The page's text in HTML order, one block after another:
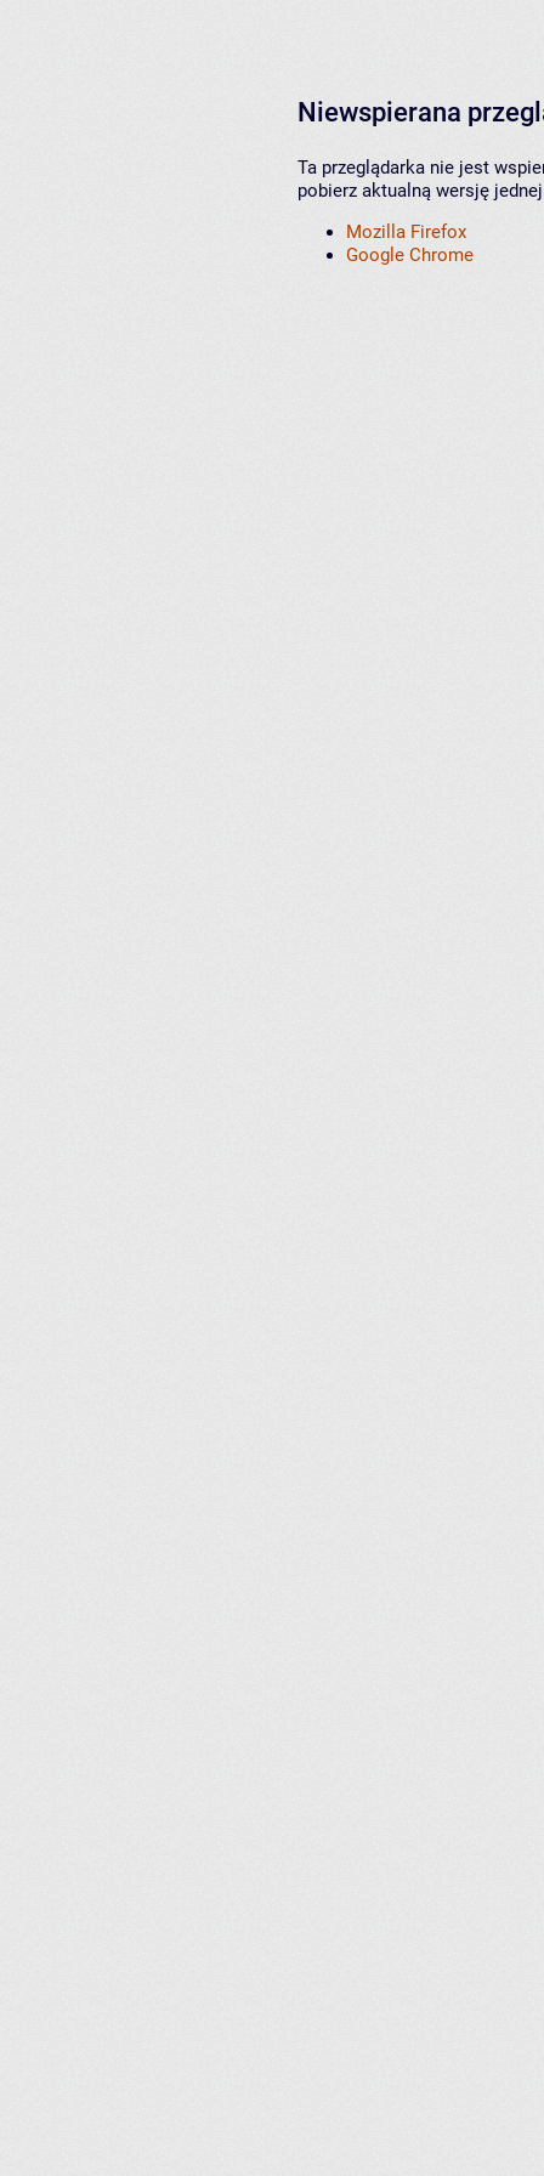
Niewspierana
Ta przeglądarka nie jest
pobierz aktualną wersję
Mozilla Firefox
Google Chrome